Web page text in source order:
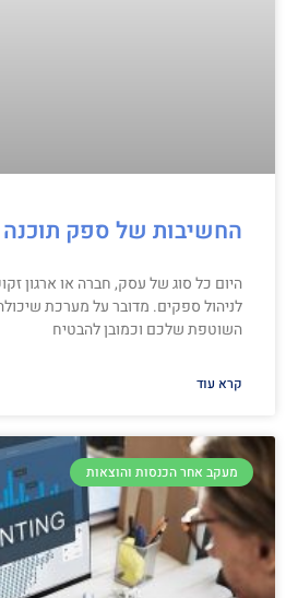
החשיבות של ספק תוכנה
היום כל סוג של עסק, חברה או ארגון
לניהול ספקים. מדובר על מערכת
השוטפת שלכם וכמובן להבטיח
קרא עוד
מעקב אחר הכנסות והוצאות